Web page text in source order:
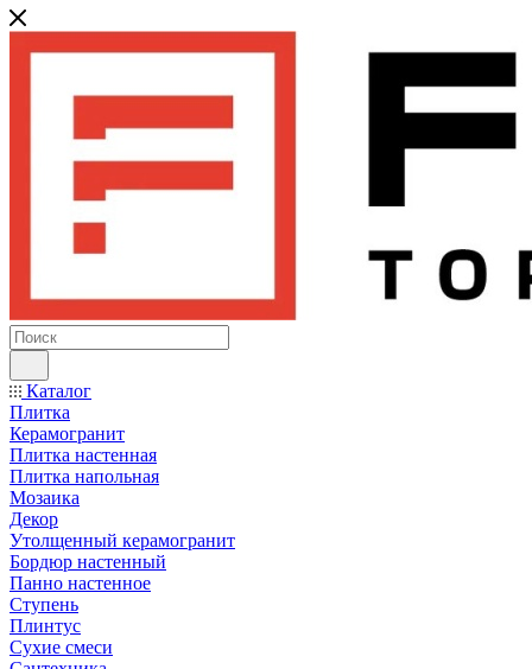
Каталог
Плитка
Керамогранит
Плитка настенная
Плитка напольная
Мозаика
Декор
Утолщенный керамогранит
Бордюр настенный
Панно настенное
Ступень
Плинтус
Сухие смеси